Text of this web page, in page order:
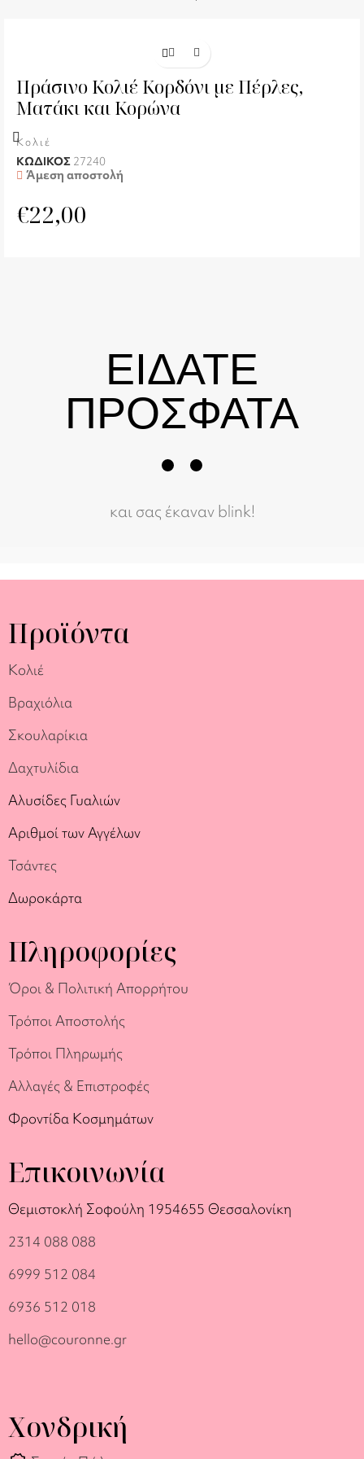
Πράσινο Κολιέ Κορδόνι με Πέρλες,
Ματάκι και Κορώνα
Κολιέ
ΚΩΔΙΚΟΣ 27240
Άμεση αποστολή
€22,00
ΕΙΔΑΤΕ
ΠΡΟΣΦΑΤΑ
και σας έκαναν blink!
Προϊόντα
Κολιέ
Βραχιόλια
Σκουλαρίκια
Δαχτυλίδια
Αλυσίδες Γυαλιών
Αριθμοί των Αγγέλων
Τσάντες
Δωροκάρτα
Πληροφορίες
Όροι & Πολιτική Απορρήτου
Τρόποι Αποστολής
Τρόποι Πληρωμής
Αλλαγές & Επιστροφές
Φροντίδα Κοσμημάτων
Επικοινωνία
Θεμιστοκλή Σοφούλη 1954655 Θεσσαλονίκη
2314 088 088
6999 512 084
6936 512 018
hello@couronne.gr
Χονδρική